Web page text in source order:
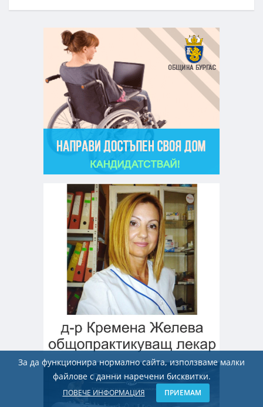
За да функционира нормално сайта, използваме малки
файлове с данни наречени бисквитки.
ПОВЕЧЕ ИНФОРМАЦИЯ ПРИЕМАМ